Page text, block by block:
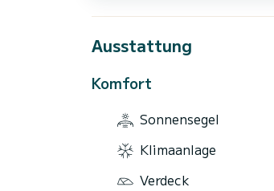
Ausstattung
Komfort
Sonnensegel
Klimaanlage
Verdeck